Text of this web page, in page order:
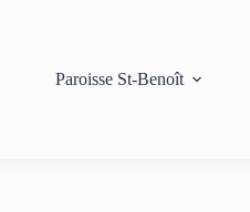
Paroisse St-Benoît